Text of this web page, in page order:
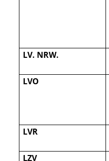
LV. NRW.
LVO
LVR
LZV